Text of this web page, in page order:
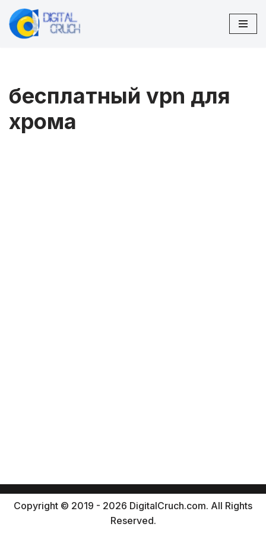
Перейти
бесплатный vpn для
хрома
Copyright © 2019 - 2026 DigitalCruch.com. All Rights
Reserved.